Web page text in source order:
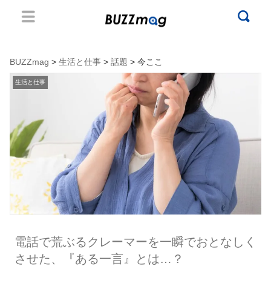
BUZZmag > 生活と仕事 > 話題 > 今ここ
生活と仕事
電話で荒ぶるクレーマーを一瞬でおとなしく
させた、『ある一言』とは…？